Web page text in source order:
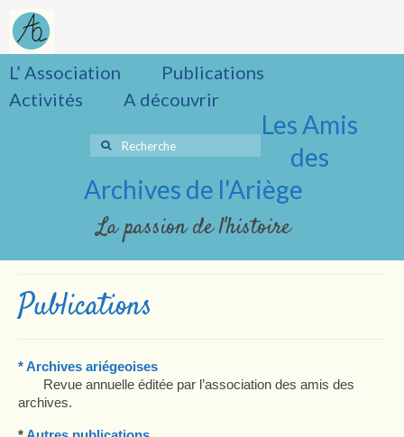
L’ Association
Publications
Activités
A découvrir
Rechercher
:
Les Amis
des
Archives de l'Ariège
La passion de l'histoire
Publications
* Archives ariégeoises
Revue annuelle éditée par l’association des amis des
archives.